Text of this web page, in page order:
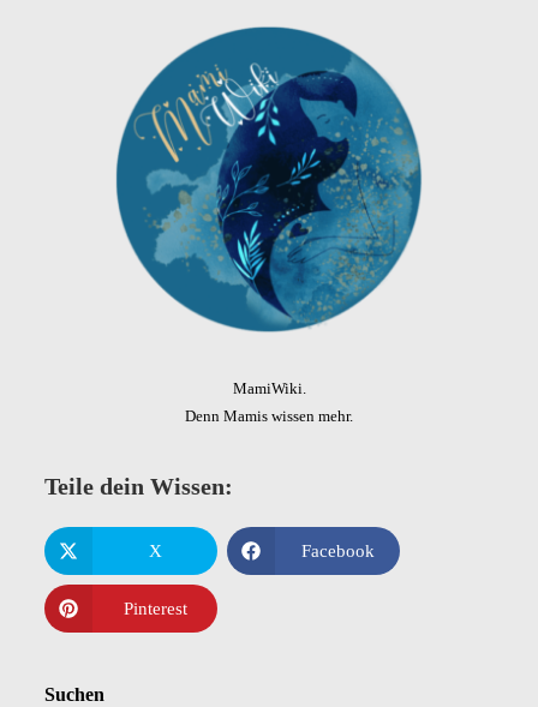
MamiWiki.
Denn Mamis wissen mehr.
Teile dein Wissen:
X Facebook
Pinterest
Suchen